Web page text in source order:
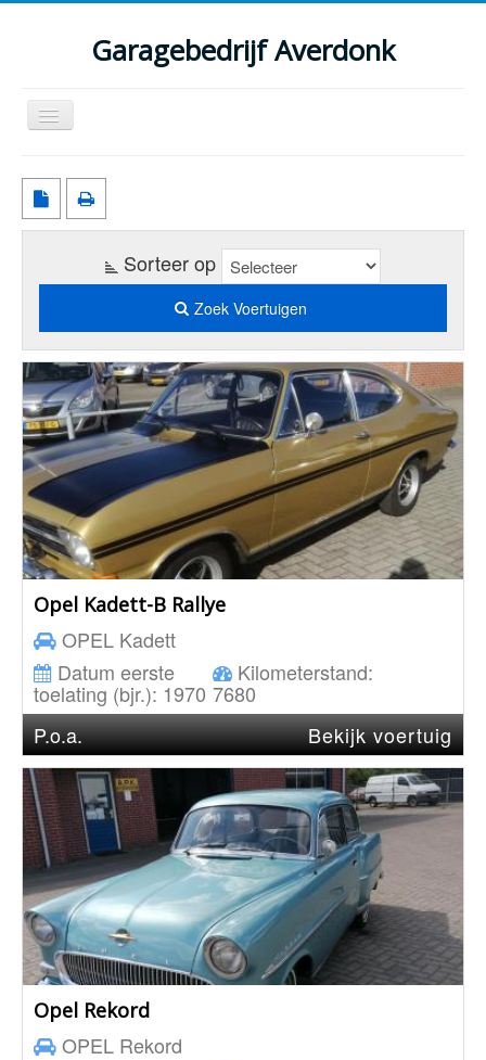
Garagebedrijf Averdonk
Schakelen
navigatie
Klassiekers en restauratie verslagen
Parts
Occasions
Kenteken gegevens opvragen
Contact
Sorteer op
Zoek Voertuigen
Opel Kadett-B Rallye
OPEL Kadett
Datum eerste
toelating (bjr.): 1970
Kilometerstand:
7680
P.o.a.
Bekijk voertuig
Opel Rekord
OPEL Rekord